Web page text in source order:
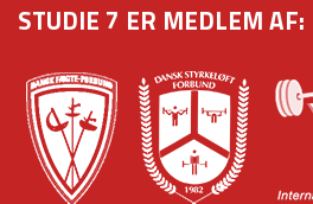
STUDIE 7 ER MEDLEM AF: